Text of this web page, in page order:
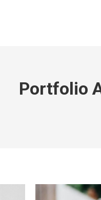
Portfolio